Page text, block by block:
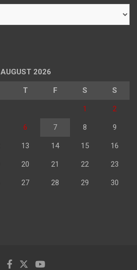
AUGUST 2026
T F S S
1 2
6 7 8 9
13 14 15 16
20 21 22 23
27 28 29 30